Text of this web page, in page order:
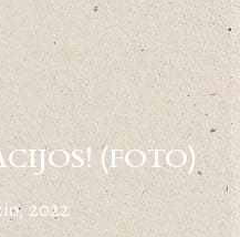
(FOTO)
2022